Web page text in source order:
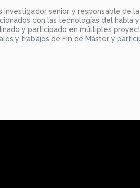
investigador senior y responsable de
con las tecnologías del habla
y participado en múltiples
y trabajos de Fin de Máster y